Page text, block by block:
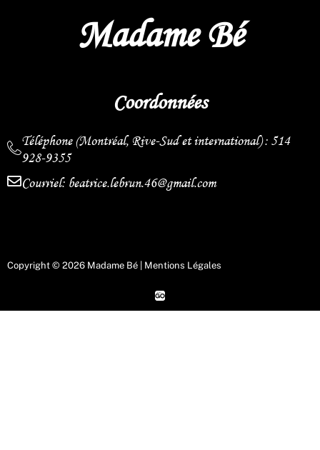
Madame Bé
Coordonnées
Téléphone (Montréal, Rive-Sud et international) : 514
928-9355
Courriel: beatrice.lebrun.46@gmail.com
Copyright © 2026 Madame Bé | Mentions Légales